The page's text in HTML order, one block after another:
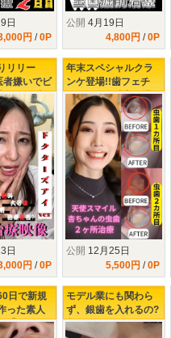
日
円 /0P
公開 4月19日
4,800円 /0P
リリー
者嫌いでビ
さんの虫
路...
日
円 /0P
年末スペシャルクラ
ンケ登場!!歯フェチ
LABOが全精力を掛け
て口説きました!!最強
美女【 小松杏の虫歯
２ヶ所治療】
公開 12月25日
5,500円 /0P
日で新規
った素人
...】3回目
モデル業にも関わら
ず、銀歯を入れるの?
入れないの?どっちな